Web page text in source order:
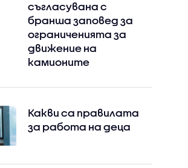
съгласувана с
бранша заповед за
ограниченията за
движение на
камионите
Какви са правилата
за работа на деца